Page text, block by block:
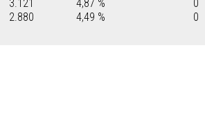
3.121 4,87 % 0
2.880 4,49 % 0